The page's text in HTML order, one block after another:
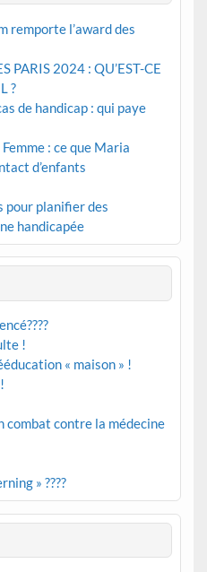
remporte l’award des
PARIS 2024 : QU’EST-CE
?
de handicap : qui paye
: ce que Maria
d’enfants
pour planifier des
handicapée
!
« maison » !
combat contre la médecine
» ????